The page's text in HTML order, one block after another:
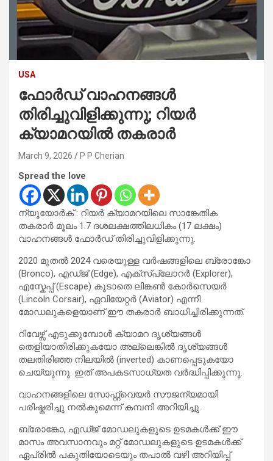
USA
ഫോർഡ് വാഹനങ്ങൾ
തിരിച്ചുവിളിക്കുന്നു; റിയർ
ക്യാമറയിൽ തകരാർ
March 9, 2026 P P Cherian
Spread the love
ന്യൂയോർക് : റിയർ ക്യാമറയിലെ സാങ്കേതിക
തകരാർ മൂലം 1.7 ദശലക്ഷത്തിലധികം (17 ലക്ഷം)
വാഹനങ്ങൾ ഫോർഡ് തിരിച്ചുവിളിക്കുന്നു.
2020 മുതൽ 2024 വരെയുള്ള വർഷങ്ങളിലെ ബ്രോങ്കോ
(Bronco), എഡ്ജ് (Edge), എക്സ്പ്ലോറർ (Explorer),
എസ്കേപ്പ് (Escape) കൂടാതെ ലിങ്കൺ കോർസെയർ
(Lincoln Corsair), ഏവിയേറ്റർ (Aviator) എന്നീ
മോഡലുകളെയാണ് ഈ തകരാർ ബാധിച്ചിരിക്കുന്നത്.
റിവേഴ്സ് എടുക്കുമ്പോൾ ക്യാമറ ദൃശ്യങ്ങൾ
തെളിയാതിരിക്കുകയോ അല്ലെങ്കിൽ ദൃശ്യങ്ങൾ
തലതിരിഞ്ഞ നിലയിൽ (inverted) കാണപ്പെടുകയോ
ചെയ്യുന്നു. ഇത് അപകടസാധ്യത വർദ്ധിപ്പിക്കുന്നു.
വാഹനങ്ങളിലെ സോഫ്റ്റ്‌വെയർ സൗജന്യമായി
പരിഷ്കരിച്ചു നൽകുമെന്ന് കമ്പനി അറിയിച്ചു.
ബ്രോങ്കോ, എഡ്ജ് മോഡലുകളുടെ ഉടമകൾക്ക് ഈ
മാസം അവസാനവും മറ്റ് മോഡലുകളുടെ ഉടമകൾക്ക്
ഏപ്രിൽ പകുതിയോടെയും തപാൽ വഴി അറിയിപ്പ്